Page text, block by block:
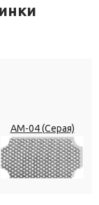
АМ-04 (Серая)